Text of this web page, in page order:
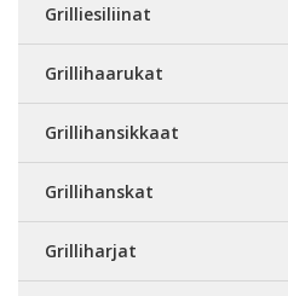
Grilliesiliinat
Grillihaarukat
Grillihansikkaat
Grillihanskat
Grilliharjat